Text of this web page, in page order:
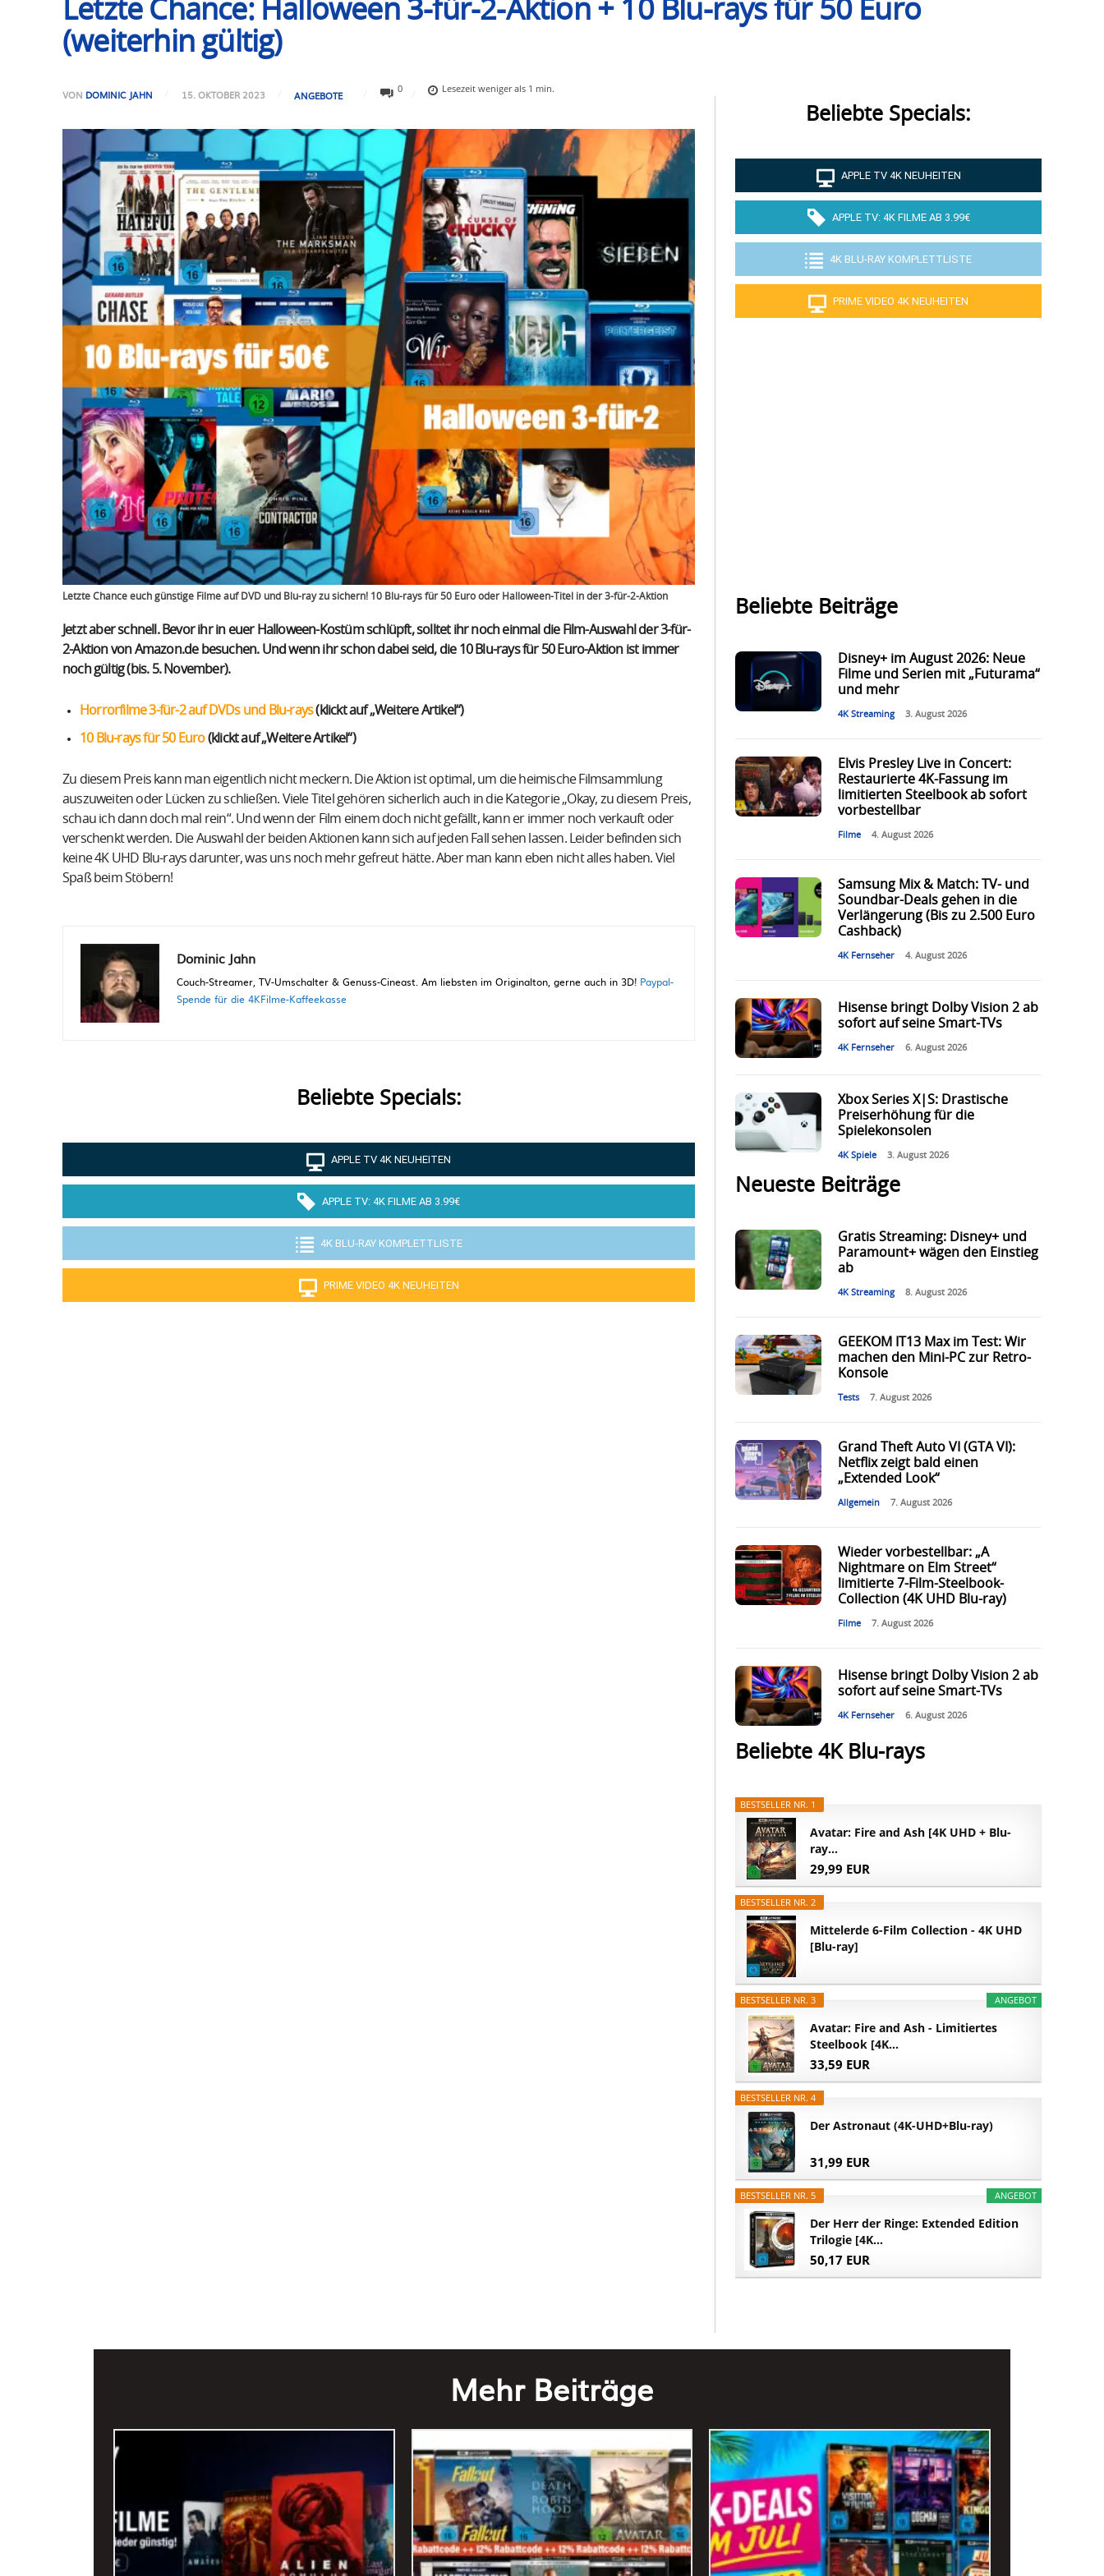
Letzte Chance: Halloween 3-für-2-Aktion + 10 Blu-rays für 50 Euro
(weiterhin gültig)
VON DOMINIC JAHN 15. OKTOBER 2023 ANGEBOTE
0 Lesezeitweniger als 1 min.
Letzte Chance euch günstige Filme auf DVD und Blu-ray zu sichern! 10 Blu-rays für 50 Euro oder Halloween-Titel in der 3-für-2-Aktion
Jetzt aber schnell. Bevor ihr in euer Halloween-Kostüm schlüpft, solltet ihr noch einmal die Film-Auswahl der 3-für-
2-Aktion von Amazon.de besuchen. Und wenn ihr schon dabei seid, die 10 Blu-rays für 50 Euro-Aktion ist immer
noch gültig (bis. 5. November).
Horrorfilme 3-für-2 auf DVDs und Blu-rays(klickt auf „Weitere Artikel“)
10 Blu-rays für 50 Euro (klickt auf „Weitere Artikel“)
Zu diesem Preis kann man eigentlich nicht meckern. Die Aktion ist optimal, um die heimische Filmsammlung
auszuweiten oder Lücken zu schließen. Viele Titel gehören sicherlich auch in die Kategorie „Okay, zu diesem Preis,
schau ich dann doch mal rein“. Und wenn der Film einem doch nicht gefällt, kann er immer noch verkauft oder
verschenkt werden. Die Auswahl der beiden Aktionen kann sich auf jeden Fall sehen lassen. Leider befinden sich
keine 4K UHD Blu-rays darunter, was uns noch mehr gefreut hätte. Aber man kann eben nicht alles haben. Viel
Spaß beim Stöbern!
Dominic Jahn
Couch-Streamer, TV-Umschalter & Genuss-Cineast. Am liebsten im Originalton, gerne auch in 3D! Paypal-
Spende für die 4KFilme-Kaffeekasse
Beliebte Specials:
APPLE TV 4K NEUHEITEN
APPLE TV: 4K FILME AB 3.99€
4K BLU-RAY KOMPLETTLISTE
PRIME VIDEO 4K NEUHEITEN
Beliebte Specials:
APPLE TV 4K NEUHEITEN
APPLE TV: 4K FILME AB 3.99€
4K BLU-RAY KOMPLETTLISTE
PRIME VIDEO 4K NEUHEITEN
Beliebte Beiträge
Disney+ im August 2026: Neue
Filme und Serien mit „Futurama“
und mehr
4K Streaming 3. August 2026
Elvis Presley Live in Concert:
Restaurierte 4K-Fassung im
limitierten Steelbook ab sofort
vorbestellbar
Filme 4. August 2026
Samsung Mix & Match: TV- und
Soundbar-Deals gehen in die
Verlängerung (Bis zu 2.500 Euro
Cashback)
4K Fernseher 4. August 2026
Hisense bringt Dolby Vision 2 ab
sofort auf seine Smart-TVs
4K Fernseher 6. August 2026
Xbox Series X|S: Drastische
Preiserhöhung für die
Spielekonsolen
4K Spiele 3. August 2026
Neueste Beiträge
Gratis Streaming: Disney+ und
Paramount+ wägen den Einstieg
ab
4K Streaming 8. August 2026
GEEKOM IT13 Max im Test: Wir
machen den Mini-PC zur Retro-
Konsole
Tests 7. August 2026
Grand Theft Auto VI (GTA VI):
Netflix zeigt bald einen
„Extended Look“
Allgemein 7. August 2026
Wieder vorbestellbar: „A
Nightmare on Elm Street“
limitierte 7-Film-Steelbook-
Collection (4K UHD Blu-ray)
Filme 7. August 2026
Hisense bringt Dolby Vision 2 ab
sofort auf seine Smart-TVs
4K Fernseher 6. August 2026
Beliebte 4K Blu-rays
BESTSELLER NR. 1
Avatar: Fire and Ash [4K UHD + Blu-
ray...
29,99 EUR
BESTSELLER NR. 2
Mittelerde 6-Film Collection - 4K UHD
[Blu-ray]
ANGEBOT
BESTSELLER NR. 3
Avatar: Fire and Ash - Limitiertes
Steelbook [4K...
33,59 EUR
BESTSELLER NR. 4
Der Astronaut (4K-UHD+Blu-ray)
31,99 EUR
ANGEBOT
BESTSELLER NR. 5
Der Herr der Ringe: Extended Edition
Trilogie [4K...
50,17 EUR
Mehr Beiträge